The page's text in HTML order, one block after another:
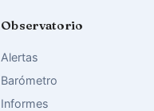
Observatorio
Alertas
Barómetro
Informes